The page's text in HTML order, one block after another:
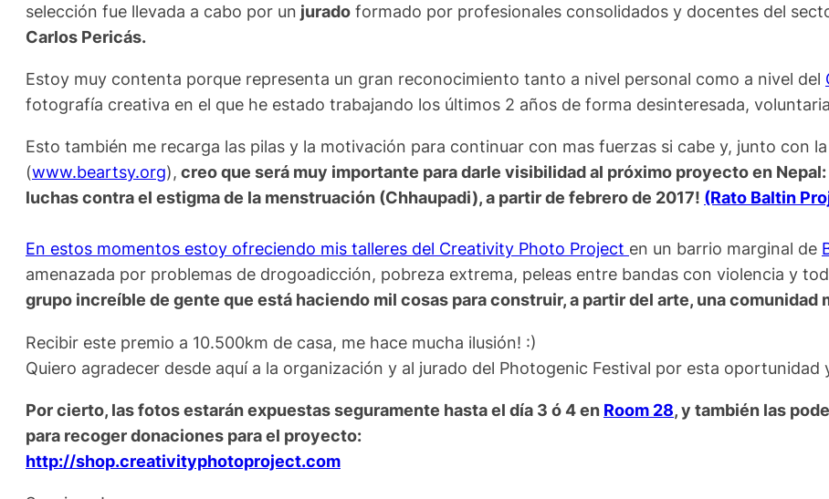
selección fue llevada a cabo por un jurado formado por profesionales consolidados y docentes del
Carlos Pericás.
Estoy muy contenta porque representa un gran reconocimiento tanto a nivel personal como a nivel del
fotografía creativa en el que he estado trabajando los últimos 2 años de forma desinteresada,
Esto también me recarga las pilas y la motivación para continuar con mas fuerzas si cabe y, junto con
(www.beartsy.org), creo que será muy importante para darle visibilidad al próximo proyecto en
luchas contra el estigma de la menstruación (Chhaupadi), a partir de febrero de 2017! (Rato Baltin
En estos momentos estoy ofreciendo mis talleres del Creativity Photo Project en un barrio marginal de
amenazada por problemas de drogoadicción, pobreza extrema, peleas entre bandas con violencia y
grupo increíble de gente que está haciendo mil cosas para construir, a partir del arte, una comunidad
Recibir este premio a 10.500km de casa, me hace mucha ilusión! :)
Quiero agradecer desde aquí a la organización y al jurado del Photogenic Festival por esta oportunidad
Por cierto, las fotos estarán expuestas seguramente hasta el día 3 ó 4 en Room 28, y también las
para recoger donaciones para el proyecto:
http://shop.creativityphotoproject.com